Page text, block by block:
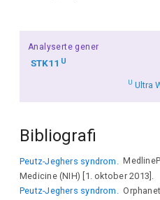
Analyserte gener
STK11 U
U Ultra
Bibliografi
Peutz-Jeghers syndrom.
Medicine (NIH) [1. oktober 2013].
Peutz-Jeghers syndrom.